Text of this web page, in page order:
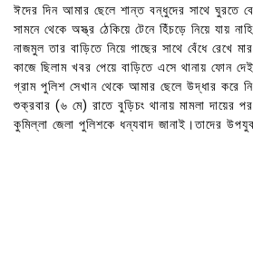
ঈদের দিন আমার ছেলে শান্ত বন্ধুদের সাথে ঘুরতে
সামনে থেকে অস্ত্র ঠেকিয়ে টেনে হিঁচড়ে নিয়ে যায়
নাজমুল তার বাড়িতে নিয়ে গাছের সাথে বেঁধে রেখে
কাজে ছিলাম খবর পেয়ে বাড়িতে এসে থানায় ফোন
গ্রাম পুলিশ সেখান থেকে আমার ছেলে উদ্ধার করে
শুক্রবার (৬ মে) রাতে বুড়িচং থানায় মামলা দায়ের
কুমিল্লা জেলা পুলিশকে ধন্যবাদ জানাই।তাদের